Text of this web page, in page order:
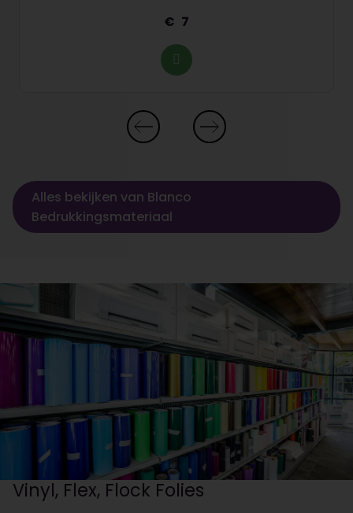
7
Alles bekijken van Blanco
Bedrukkingsmateriaal
Vinyl, Flex, Flock Folies